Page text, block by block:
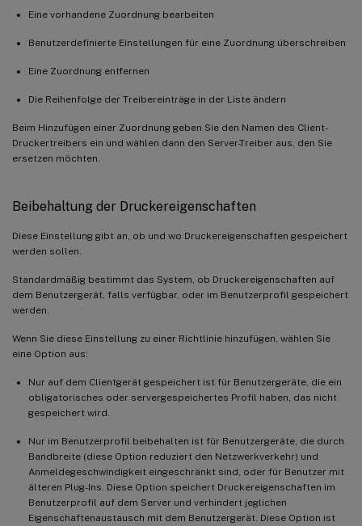
Eine vorhandene Zuordnung bearbeiten
Benutzerdefinierte Einstellungen für eine Zuordnung überschreiben
Eine Zuordnung entfernen
Die Reihenfolge der Treibereinträge in der Liste ändern
Beim Hinzufügen einer Zuordnung geben Sie den Namen des Client-
Druckertreibers ein und wählen dann den Server-Treiber aus, den Sie
ersetzen möchten.
Beibehaltung der Druckereigenschaften
Diese Einstellung gibt an, ob und wo Druckereigenschaften gespeichert
werden sollen.
Standardmäßig bestimmt das System, ob Druckereigenschaften auf
dem Benutzergerät, falls verfügbar, oder im Benutzerprofil gespeichert
werden.
Wenn Sie diese Einstellung zu einer Richtlinie hinzufügen, wählen Sie
eine Option aus:
Nur auf dem Clientgerät gespeichert ist für Benutzergeräte, die ein
obligatorisches oder servergespeichertes Profil haben, das nicht
gespeichert wird.
Nur im Benutzerprofil beibehalten ist für Benutzergeräte, die durch
Bandbreite (diese Option reduziert den Netzwerkverkehr) und
Anmeldegeschwindigkeit eingeschränkt sind, oder für Benutzer mit
älteren Plug-Ins. Diese Option speichert Druckereigenschaften im
Benutzerprofil auf dem Server und verhindert jeglichen
Eigenschaftenaustausch mit dem Benutzergerät. Diese Option ist